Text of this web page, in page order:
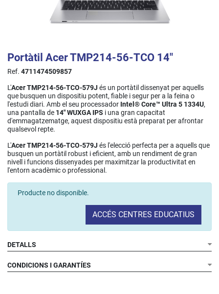
Portàtil Acer TMP214-56-TCO 14"
Ref. 4711474509857
L'Acer TMP214-56-TCO-579J és un portàtil dissenyat per aquells
que busquen un dispositiu potent, fiable i segur per a la feina o
l'estudi diari. Amb el seu processador Intel® Core™ Ultra 5 1334U,
una pantalla de 14" WUXGA IPS i una gran capacitat
d'emmagatzematge, aquest dispositiu està preparat per afrontar
qualsevol repte.
L'Acer TMP214-56-TCO-579J és l'elecció perfecta per a aquells que
busquen un portàtil robust i eficient, amb un rendiment de gran
nivell i funcions dissenyades per maximitzar la productivitat en
l'entorn acadèmic o professional.
Producte no disponible.
ACCÉS CENTRES EDUCATIUS
DETALLS
CONDICIONS I GARANTÍES